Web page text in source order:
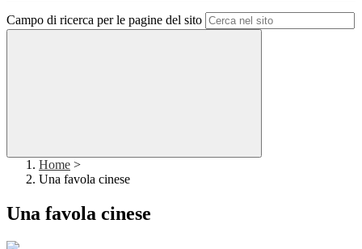
Campo di ricerca per le pagine del sito
Home >
Una favola cinese
Una favola cinese